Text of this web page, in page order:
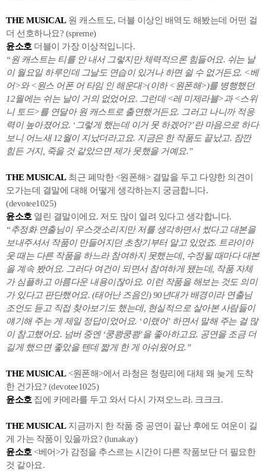
THE MUSICAL원 캐스트도, 더블 이상인 배역도 해봤는데 어떤 걸
더 선호하나요? (spreme)
윤소호더블이 가장 이상적입니다.
“원 캐스트는 티를 안 내서 그렇지만 체력적으론 힘들어요. 쉬는 날
이 월요일 하루인데 그날도 연습이 있거나 하면 쉴 수 없거든요. <베
어>와 <원스 어폰 어 타임 인 해운대>(이하 <원폰해>)를 병행했던
12월에는 쉬는 날이 거의 없었어요. 그런데 <레 미제라블>과 <스위
니 토드>를 연달아 원 캐스트로 출연했거든요. 그러고 나니까 적응
력이 높아졌어요. ‘그렇게 했는데 이거 못 하겠어?’란 마음으로 하다
보니 어느새 12월이 지났더라고요. 지금은 한 작품도 끝났고. 잠깐
힘든 거지, 죽을 것 같았으면 제가 못했을 거예요.”
THE MUSICAL최근 폐막한 <원폰해> 결말을 두고 다양한 의견이
오가는데 결말에 대해 어떻게 생각하는지 궁금합니다.
(devotee1025)
윤소호 열린 결말이에요. 저도 많이 열려 있다고 생각합니다.
“추정화 연출님이 우스갯소리지만 저를 생각하면서 썼다고 대본을
보내주셔서 작품이 만들어지던 초창기부터 알고 있었죠. 트라이아
웃 때는 다른 작품을 하느라 참여하지 못했는데, 수정될 때마다 대본
을 계속 봤어요. 그러다 여건이 되면서 참여하게 됐는데, 작품 자체
가 심플하고 아름다운 내용이잖아요. 이런 작품을 해보는 것도 의미
가 있다고 판단했어요. (태어난 즈음인) 90년대가 배경이라 연출님
조언도 듣고 직접 찾아보기도 했는데, 현실적으로 살아본 사람들이
얘기해 주는 게 제일 정답이었어요. ‘이랬어’ 하면서 말해 주는 걸 많
이 참고했어요. 넘버 중엔 ‘쿵쾅쿵쾅’을 좋아하고요. 공연을 조금 더
길게 했으면 좋았을 텐데 짧게 한 게 아쉬웠어요.”
THE MUSICAL<원폰해>에서 라청은 청량리에 대체 왜 늦게 도착
한 건가요? (devotee1025)
윤소호집에 카메라를 두고 와서 다시 가져오느라. 크크크.
THE MUSICAL지금까지 한 작품 중 공연이 끝난 후에도 여운이 길
게 가는 작품이 있을까요? (lunakay)
윤소호<베어>가 감정을 추스르는 시간이 다른 작품보단 더 필요한
것 같아요.